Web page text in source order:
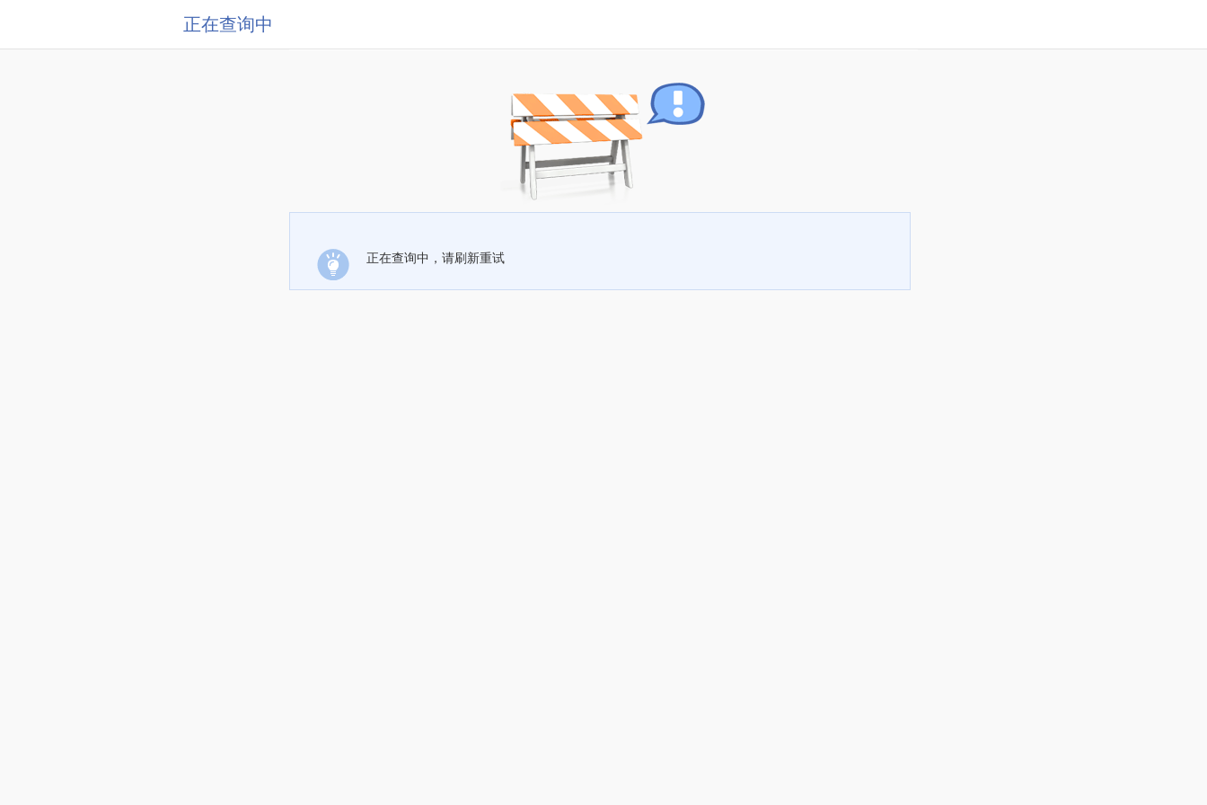
正在查询中
正在查询中，请刷新重试